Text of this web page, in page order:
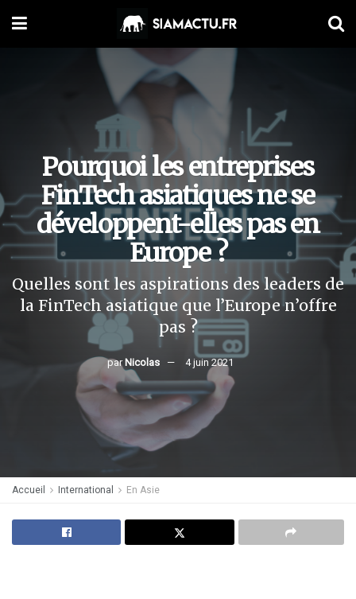
Pourquoi les entreprises
FinTech asiatiques ne se
développent-elles pas en
Europe ?
Quelles sont les aspirations des leaders de
la FinTech asiatique que l’Europe n’offre
pas ?
par Nicolas 4 juin 2021
Accueil International En Asie